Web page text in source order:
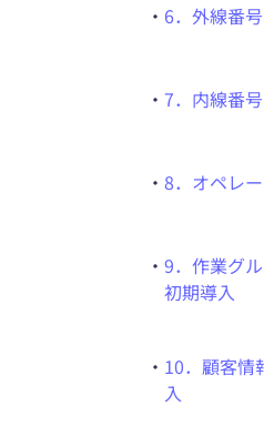
・ 6．外線番
・ 7．内線番
・ 8．オペレ
・ 9．作業グ
初期導入
・ 10．顧客情
入